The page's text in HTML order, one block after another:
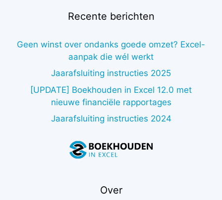
Recente berichten
Geen winst over ondanks goede omzet? Excel-
aanpak die wél werkt
Jaarafsluiting instructies 2025
[UPDATE] Boekhouden in Excel 12.0 met
nieuwe financiële rapportages
Jaarafsluiting instructies 2024
Over